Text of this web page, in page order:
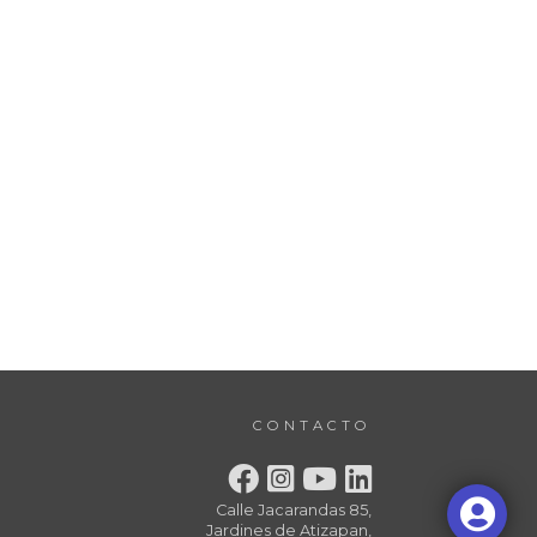
CONTACTO
Calle Jacarandas 85,
Jardines de Atizapan,